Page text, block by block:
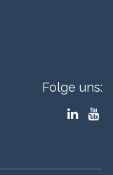
Folge uns: